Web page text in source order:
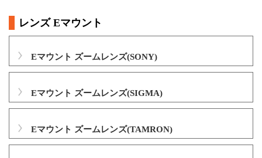
レンズ Eマウント
Eマウント ズームレンズ(SONY)
Eマウント ズームレンズ(SIGMA)
Eマウント ズームレンズ(TAMRON)